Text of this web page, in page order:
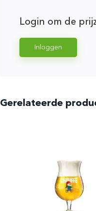
Login om de
Inloggen
Gerelateerde